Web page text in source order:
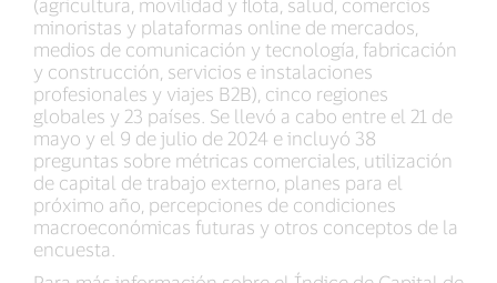
(agricultura, movilidad y flota, salud, comercios
minoristas y plataformas online de mercados,
medios de comunicación y tecnología, fabricación
y construcción, servicios e instalaciones
profesionales y viajes B2B), cinco regiones
globales y 23 países. Se llevó a cabo entre el 21 de
mayo y el 9 de julio de 2024 e incluyó 38
preguntas sobre métricas comerciales, utilización
de capital de trabajo externo, planes para el
próximo año, percepciones de condiciones
macroeconómicas futuras y otros conceptos de la
encuesta.